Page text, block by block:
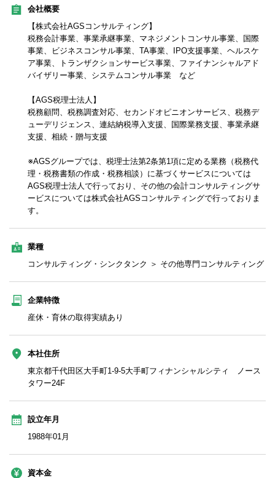
会社概要
【株式会社AGSコンサルティング】
税務会計事業、事業承継事業、マネジメントコンサル事業、国際
事業、ビジネスコンサル事業、TA事業、IPO支援事業、ヘルスケ
ア事業、トランザクションサービス事業、ファイナンシャルアド
バイザリー事業、システムコンサル事業 など
【AGS税理士法人】
税務顧問、税務調査対応、セカンドオピニオンサービス、税務デ
ューデリジェンス、連結納税導入支援、国際業務支援、事業承継
支援、相続・贈与支援
※AGSグループでは、税理士法第2条第1項に定める業務（税務代
理・税務書類の作成・税務相談）に基づくサービスについては
AGS税理士法人で行っており、その他の会計コンサルティングサ
ービスについては株式会社AGSコンサルティングで行っておりま
す。
業種
コンサルティング・シンクタンク ＞ その他専門コンサルティング
企業特徴
産休・育休の取得実績あり
本社住所
東京都千代田区大手町1-9-5大手町フィナンシャルシティ ノース
タワー24F
設立年月
1988年01月
資本金